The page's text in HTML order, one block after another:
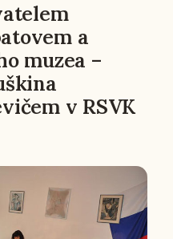
a
muzea –
v RSVK